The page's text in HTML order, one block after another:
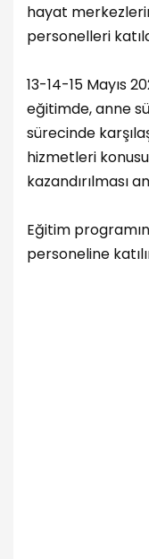
hayat
personelleri
13-14-15 Mayıs
eğitimde, anne
sürecinde
hizmetleri
kazandırılması
Eğitim
personeline